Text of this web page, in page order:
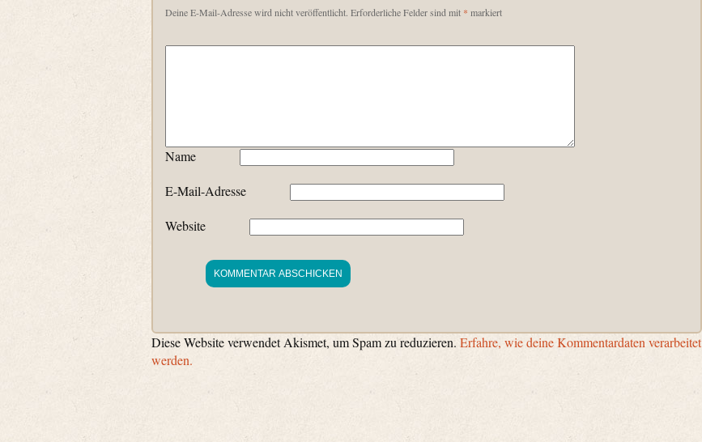
Deine E-Mail-Adresse wird nicht veröffentlicht. Erforderliche Felder sind mit * markiert
Name
E-Mail-Adresse
Website
Diese Website verwendet Akismet, um Spam zu reduzieren. Erfahre, wie deine Kommentardaten verarbeitet
werden.